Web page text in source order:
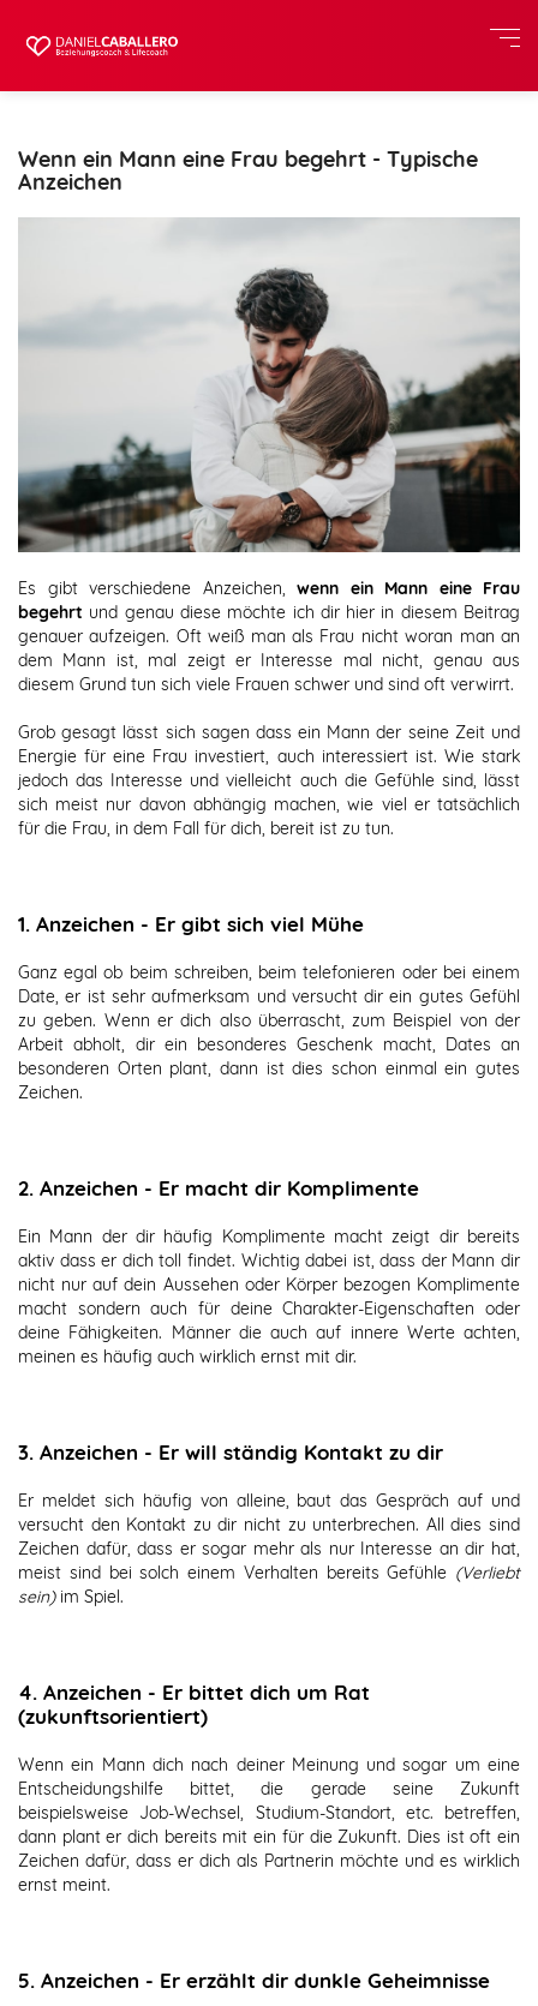
Wenn ein Mann eine Frau begehrt - Typische
Anzeichen
Es gibt verschiedene Anzeichen, wenn ein Mann eine Frau
begehrt und genau diese möchte ich dir hier in diesem Beitrag
genauer aufzeigen. Oft weiß man als Frau nicht woran man an
dem Mann ist, mal zeigt er Interesse mal nicht, genau aus
diesem Grund tun sich viele Frauen schwer und sind oft verwirrt.
Grob gesagt lässt sich sagen dass ein Mann der seine Zeit und
Energie für eine Frau investiert, auch interessiert ist. Wie stark
jedoch das Interesse und vielleicht auch die Gefühle sind, lässt
sich meist nur davon abhängig machen, wie viel er tatsächlich
für die Frau, in dem Fall für dich, bereit ist zu tun.
1. Anzeichen - Er gibt sich viel Mühe
Ganz egal ob beim schreiben, beim telefonieren oder bei einem
Date, er ist sehr aufmerksam und versucht dir ein gutes Gefühl
zu geben. Wenn er dich also überrascht, zum Beispiel von der
Arbeit abholt, dir ein besonderes Geschenk macht, Dates an
besonderen Orten plant, dann ist dies schon einmal ein gutes
Zeichen.
2. Anzeichen - Er macht dir Komplimente
Ein Mann der dir häufig Komplimente macht zeigt dir bereits
aktiv dass er dich toll findet. Wichtig dabei ist, dass der Mann dir
nicht nur auf dein Aussehen oder Körper bezogen Komplimente
macht sondern auch für deine Charakter-Eigenschaften oder
deine Fähigkeiten. Männer die auch auf innere Werte achten,
meinen es häufig auch wirklich ernst mit dir.
3. Anzeichen - Er will ständig Kontakt zu dir
Er meldet sich häufig von alleine, baut das Gespräch auf und
versucht den Kontakt zu dir nicht zu unterbrechen. All dies sind
Zeichen dafür, dass er sogar mehr als nur Interesse an dir hat,
meist sind bei solch einem Verhalten bereits Gefühle (Verliebt
sein)im Spiel.
4. Anzeichen - Er bittet dich um Rat
(zukunftsorientiert)
Wenn ein Mann dich nach deiner Meinung und sogar um eine
Entscheidungshilfe bittet, die gerade seine Zukunft
beispielsweise Job-Wechsel, Studium-Standort, etc. betreffen,
dann plant er dich bereits mit ein für die Zukunft. Dies ist oft ein
Zeichen dafür, dass er dich als Partnerin möchte und es wirklich
ernst meint.
5. Anzeichen - Er erzählt dir dunkle Geheimnisse